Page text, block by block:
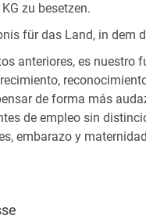
zu besetzen.
für das Land, in dem
anteriores, es nuestro
de forma más
de empleo sin
embarazo y